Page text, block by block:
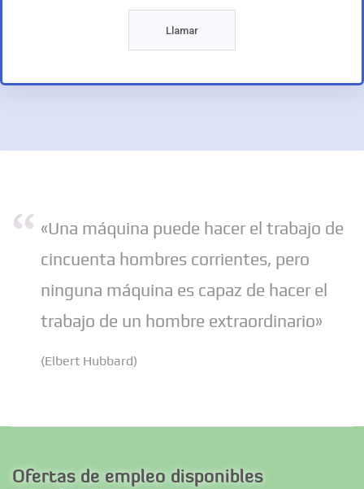
Llamar
«Una máquina puede hacer el trabajo de
cincuenta hombres corrientes, pero
ninguna máquina es capaz de hacer el
trabajo de un hombre extraordinario»
(Elbert Hubbard)
Ofertas de empleo disponibles